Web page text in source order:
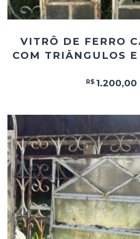
VITRÔ DE FERRO
COM TRIÂNGULOS E
R$ 1.200,00
ao